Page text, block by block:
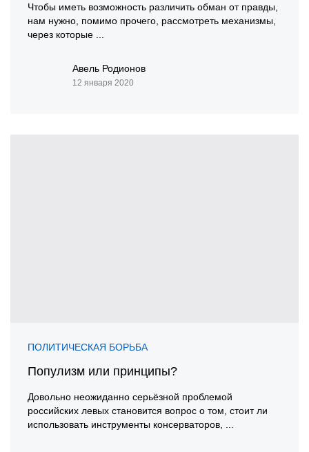
Чтобы иметь возможность различить обман от правды,
нам нужно, помимо прочего, рассмотреть механизмы,
через которые ...
Авель Родионов
12 января 2020
ПОЛИТИЧЕСКАЯ БОРЬБА
Популизм или принципы?
Довольно неожиданно серьёзной проблемой
российских левых становится вопрос о том, стоит ли
использовать инструменты консерваторов, ...